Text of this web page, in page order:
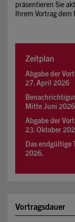
präsentieren Sie
Ihrem Vortrag dem
Zeitplan
Abgabe der
27. April 2026
Mitte Juni 2026
Abgabe der
23. Oktober
Das endgültige
2026.
Vortragsdauer